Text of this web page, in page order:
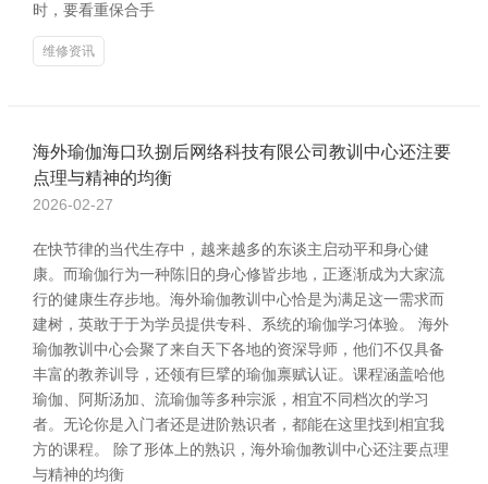
时，要看重保合手
维修资讯
海外瑜伽海口玖捌后网络科技有限公司教训中心还注要
点理与精神的均衡
2026-02-27
在快节律的当代生存中，越来越多的东谈主启动平和身心健
康。而瑜伽行为一种陈旧的身心修皆步地，正逐渐成为大家流
行的健康生存步地。海外瑜伽教训中心恰是为满足这一需求而
建树，英敢于于为学员提供专科、系统的瑜伽学习体验。 海外
瑜伽教训中心会聚了来自天下各地的资深导师，他们不仅具备
丰富的教养训导，还领有巨擘的瑜伽禀赋认证。课程涵盖哈他
瑜伽、阿斯汤加、流瑜伽等多种宗派，相宜不同档次的学习
者。无论你是入门者还是进阶熟识者，都能在这里找到相宜我
方的课程。 除了形体上的熟识，海外瑜伽教训中心还注要点理
与精神的均衡